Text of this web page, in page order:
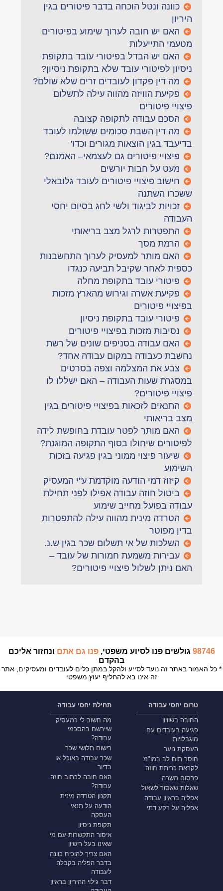
כוונה ונטל הוכחה בדבר פיטורים בגין
היריון
האם יש חובה לערוך שימוע בפיטורים
מטעמי התייעלות
האם יש הבדל בפיטורי עובד בתקופת
ניסיון לפיטורי עובד שלא בתקופת ניסיון?
מה דין פקדון לעובדים זרים שלא שולם?
פקיעת הוויזה מהווה עילה לתשלום
פיצויי פיטורים
הסכם עבודה לתקופה קצובה
מה דין השבת סכומים ששולמו לעובד
בדיעבד בגין הוצאות מגורים וכדו'
פיצויי פיטורים גם לעצמאי– האמנם?
מעט על חבות יורשים
חישוב פיצויי פיטורים לעובד גלובאלי
ששכרו השתנה
זכויות לביגוד ולשי לחג בסיום יחסי
העבודה
התפטרות לרגל מצב בריאותי
הרמת מסך
האם מותר למעסיק לערוך התחשבנות
כספית לאחר שקיבל תביעה כנגדו
פיטורי עובד בתקופת מחלה
פקיעת אשרה וגירוש מהארץ מזכות
בפיצויי פיטורים
פיטורי עובד בתקופת ניסיון
נסיבות מזכות בפיצויי פיטורים
האם עבודה בסניפים שונים של רשת
נחשבת כעבודה במקום עבודה אחד?
צבע את המצלמה וצפה בסרטים
במסגרת שעות העבודה – האם ישללו לו
פיצויי פיטורים?
התנאים לזכאות בפיצויי פיטורים בגין
מצב בריאותי
האם מותר לפטר עובדת בחופשת לידה
לפיטורים שיחולו בסוף התקופה המוגנת?
שיעור פיצוי ממוני בגין פגיעה בזכות
השימוע
קיזוז דמי הודעה מוקדמת ע"י המעסיק
ביטול חוזה עבודה אפילו לפני תחילת
עבודה בפועל מחייב שימוע
הטרדה מינית מהווה עילה להתפטרות
בדין מפוטר
השלכות של אי תשלום שכר בגין ש.נ.
עבירות משמעת חמורות של עובד –
האם ניתן לשלול פיצויי פיטורים?
98746 גולשים פנו לסיוע משפטי,פנו גם אתם ונחזור אליכם
בהקדם
* כל האמור באתר זה נועד לסייע ולהקל במתן כלים לעובדים ומעסיקים, אתר
זה אינו בא להחליף יעוץ משפטי
טרום יחסי עבודה
החובה בשוויון
פגיעה בעובדים עם
מוגבלויות
העסקת נוער
חוסר תום לב במו"מ
לקראת כריתת חוזה
פרסום משרה
שאלות שאסור לשאול
אפליה בראיון עבודה
אפליה על רקע דתי
תחילת יחסי עבודה
מה חשוב לי כמעסיק
שיירשם בהסכמי
עבודה?
רישום תלושי שכר
שכר עבודה באוכל או
בדיור
האם חובה לכתוב חוזה
עבודה?
תקנון הטרדה מינית
הודעה על תנאי
העסקה
תקופת ניסיון
איסור התקשרות עם מי
שאינו בעל רישיון
האם צריך להוכיח כוונה
בדבר הפליה בקבלה
לעבודה
דבר גילוי ההיריון בראיון